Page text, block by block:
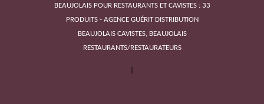
DOMAINE DU BOIS MAYAUD
BEAUJOLAIS POUR RESTAURANTS ET CAVISTES : 33
PRODUITS - AGENCE GUÉRIT DISTRIBUTION
BEAUJOLAIS CAVISTES, BEAUJOLAIS
RESTAURANTS/RESTAURATEURS